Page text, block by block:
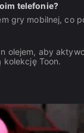
telefonie?
gry mobilnej, co
olejem, aby
Toon.